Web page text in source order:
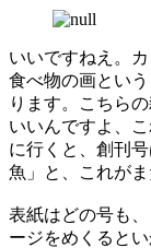
いいですねえ。
食べ物の画とい
ります。こちら
いいんですよ、
に行くと、創刊
魚」と、これがま
表紙はどの号も
ージをめくると